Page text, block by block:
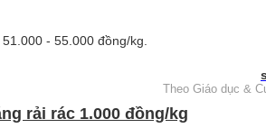
- 55.000 đồng/kg.
Theo Giáo dục &
rải rác 1.000 đồng/kg